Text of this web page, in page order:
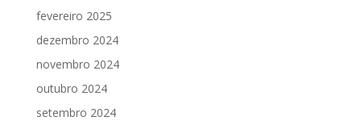
fevereiro 2025
dezembro 2024
novembro 2024
outubro 2024
setembro 2024